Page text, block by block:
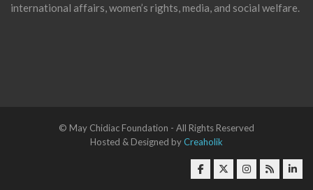
international affairs, women’s rights, media, and social welfare.
© May Chidiac Foundation - All Rights Reserved
Hosted & Designed byCreaholik